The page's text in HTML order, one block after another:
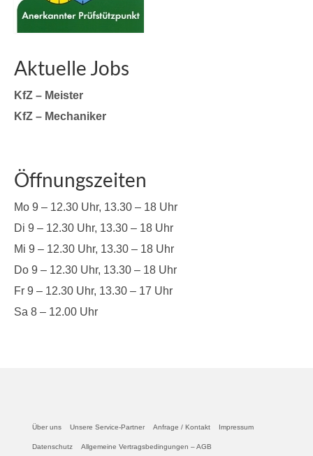
Aktuelle Jobs
KfZ – Meister
KfZ – Mechaniker
Öffnungszeiten
Mo 9 – 12.30 Uhr, 13.30 – 18 Uhr
Di 9 – 12.30 Uhr, 13.30 – 18 Uhr
Mi 9 – 12.30 Uhr, 13.30 – 18 Uhr
Do 9 – 12.30 Uhr, 13.30 – 18 Uhr
Fr 9 – 12.30 Uhr, 13.30 – 17 Uhr
Sa 8 – 12.00 Uhr
Über uns Unsere Service-Partner Anfrage / Kontakt Impressum
Datenschutz Allgemeine Vertragsbedingungen – AGB